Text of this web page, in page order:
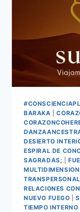
BARAKA |
DESIERTO
ESPIRAL DE
SAGRADAS; |
TRANSPERSONAL
RELACIONES
NUEVO FUEGO |
TIEMPO INTERNO